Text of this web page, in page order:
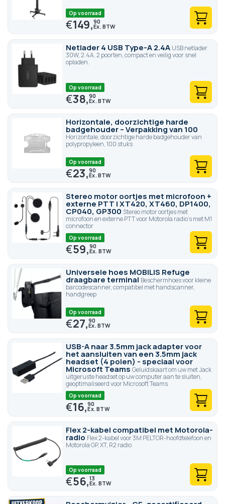
Op voorraad
€149,90
Netlader 4 USB Type-A 2.4A USB netlader
30W, 2.4A, 2 poorten, compact en veilig voor snel
opladen.
Op voorraad
€38,90
Horizontale, doorzichtige harde
badgehouder – Verpakking van 100
Horizontale, doorzichtige harde badgehouder van
polypropyleen, 100 stuks
Op voorraad
€23,90
Stereo motor oortjes met microfoon +
externe PTT | XT420, XT460, DP1400,
CP040, GP300 Stereo motor oortjes met
microfoon en externe PTT voor Motorola radio's met M1
connector
Op voorraad
€59,90
Universele hoes MOBILIS Refuge
draagbare terminal Beschermhoes voor kleine
barcodescanner, compatibel met handscanner,
handgreep
Op voorraad
€27,90
USB-A naar 3.5mm jack adapter voor
het aansluiten van een 3.5mm jack
headset (4 polen) - speciaal voor
Microsoft Teams Geluidskaart om uw met Jack
uitgeruste headset op uw computer aan te sluiten,
geoptimaliseerd voor Microsoft Teams
Op voorraad
€16,90
Flex 2-kabel compatibel met Motorola-
radio Flex 2-kabel voor 3M PELTOR-hoofdtelefoon en
Motorola GP, XT, R2 radio
Op voorraad
€56,13